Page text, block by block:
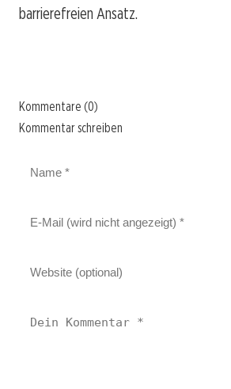
barrierefreien Ansatz.
Kommentare (0)
Kommentar schreiben